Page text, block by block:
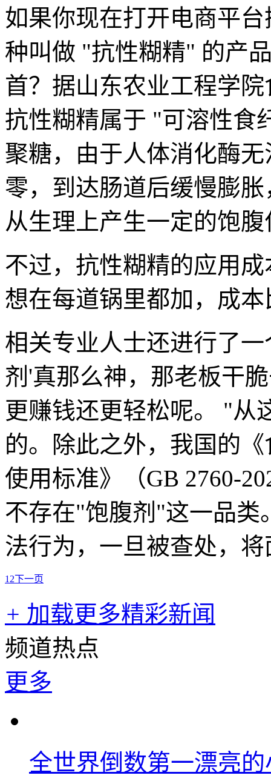
如果你现在打开电商平
种叫做 "抗性糊精" 的产
首？据山东农业工程学
抗性糊精属于 "可溶性食
聚糖，由于人体消化酶
零，到达肠道后缓慢膨
从生理上产生一定的饱
不过，抗性糊精的应用
想在每道锅里都加，成
相关专业人士还进行了
剂'真那么神，那老板干
更赚钱还更轻松呢。 "从
的。除此之外，我国的
使用标准》（GB 2760-
不存在"饱腹剂"这一品类
法行为，一旦被查处，
1 2下一页
+ 加载更多精彩新闻
频道热点
更多
全世界倒数第一漂亮